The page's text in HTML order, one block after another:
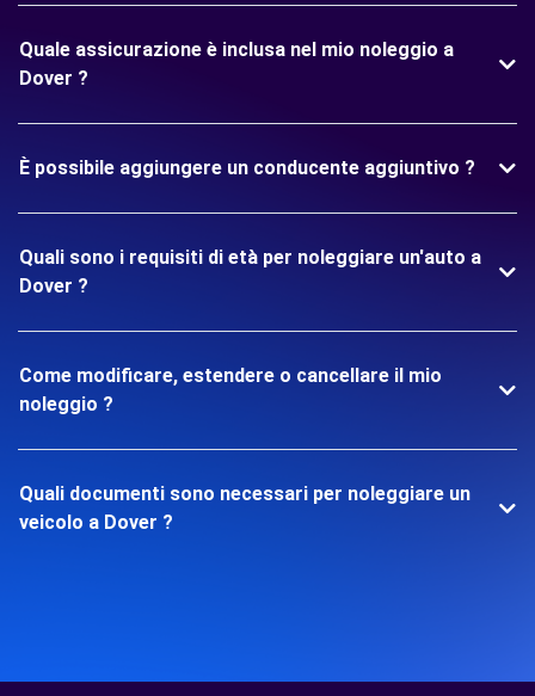
Quale assicurazione è inclusa nel mio noleggio a
Dover ?
È possibile aggiungere un conducente aggiuntivo ?
Quali sono i requisiti di età per noleggiare un'auto a
Dover ?
Come modificare, estendere o cancellare il mio
noleggio ?
Quali documenti sono necessari per noleggiare un
veicolo a Dover ?